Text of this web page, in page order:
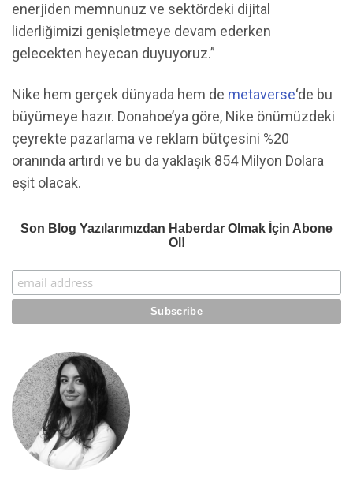
enerjiden memnunuz ve sektördeki dijital
liderliğimizi genişletmeye devam ederken
gelecekten heyecan duyuyoruz.”
Nike hem gerçek dünyada hem de metaverse‘de bu
büyümeye hazır. Donahoe’ya göre, Nike önümüzdeki
çeyrekte pazarlama ve reklam bütçesini %20
oranında artırdı ve bu da yaklaşık 854 Milyon Dolara
eşit olacak.
Son Blog Yazılarımızdan Haberdar Olmak İçin Abone
Ol!